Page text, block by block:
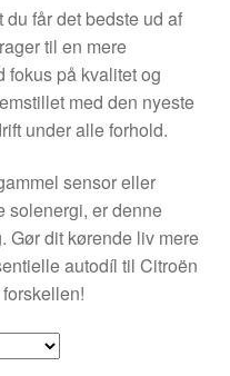
får det bedste ud af
til en mere
på kvalitet og
med den nyeste
under alle forhold.
sensor eller
solenergi, er denne
Gør dit kørende liv mere
autodíl til Citroën